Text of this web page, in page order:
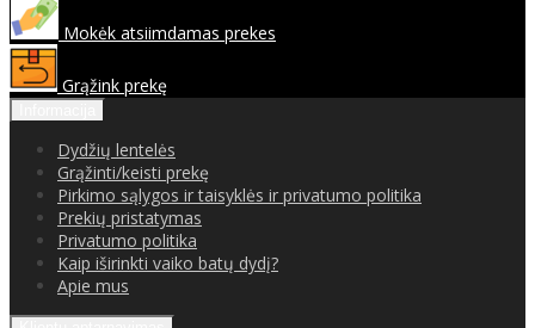
Mokėk atsiimdamas prekes
Grąžink prekę
Dydžių lentelės
Grąžinti/keisti prekę
Pirkimo sąlygos ir taisyklės ir privatumo politika
Prekių pristatymas
Privatumo politika
Kaip iširinkti vaiko batų dydį?
Apie mus